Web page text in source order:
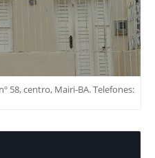
58, centro, Mairi-BA. Telefones: